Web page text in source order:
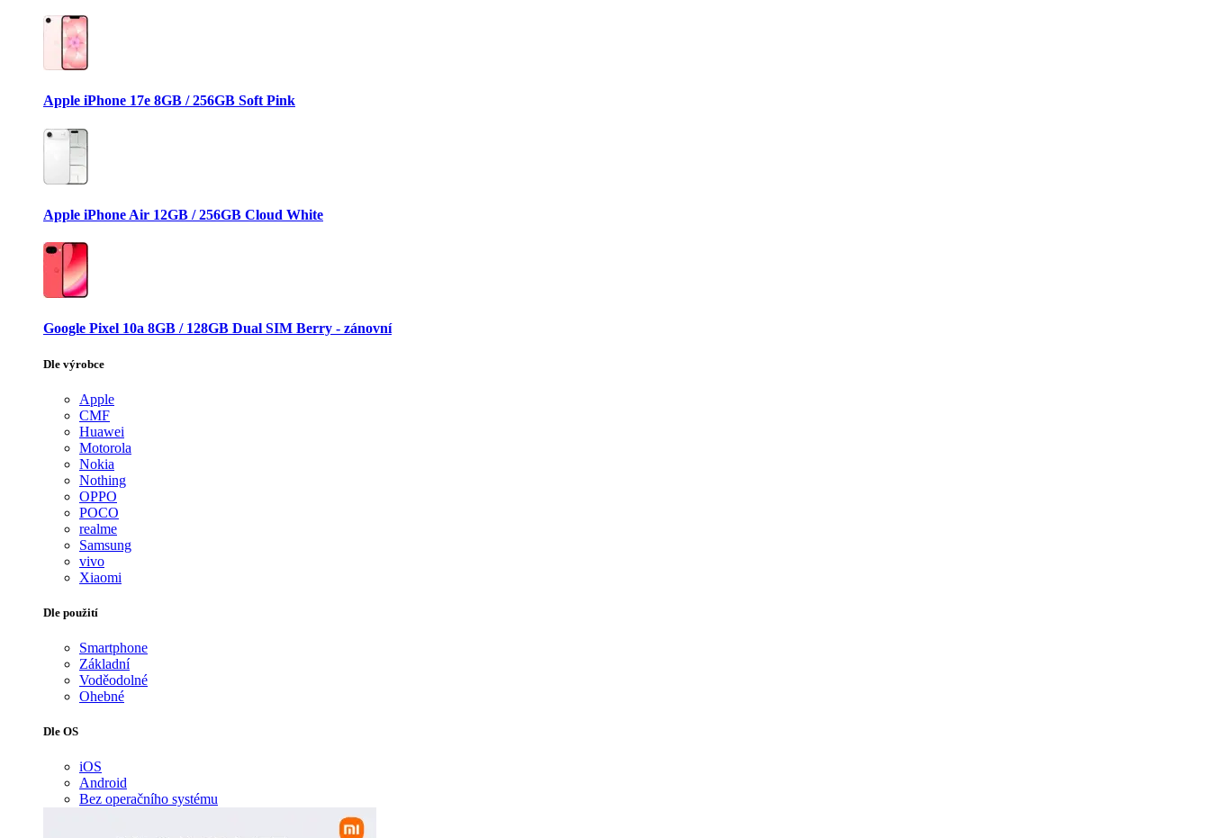
Apple iPhone 17e 8GB / 256GB Soft Pink
Apple iPhone Air 12GB / 256GB Cloud White
Google Pixel 10a 8GB / 128GB Dual SIM Berry - zánovní
Dle výrobce
Apple
CMF
Huawei
Motorola
Nokia
Nothing
OPPO
POCO
realme
Samsung
vivo
Xiaomi
Dle použití
Smartphone
Základní
Voděodolné
Ohebné
Dle OS
iOS
Android
Bez operačního systému